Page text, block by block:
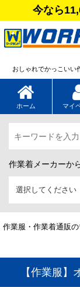
今なら
おしゃれでかっこいい
ホーム マイ
作業着メーカーか
作業服・作業着通販
【作業服